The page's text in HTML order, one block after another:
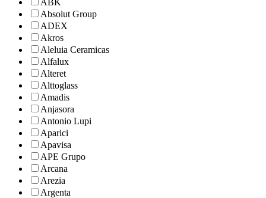
Absolut Group
ADEX
Akros
Aleluia Ceramicas
Alfalux
Alteret
Alttoglass
Amadis
Anjasora
Antonio Lupi
Aparici
Apavisa
APE Grupo
Arcana
Arezia
Argenta